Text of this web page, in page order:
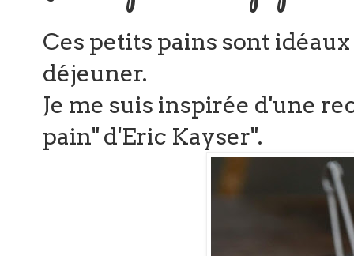
Ces petits pains sont
déjeuner.
Je me suis inspirée d'une
pain" d'Eric Kayser".